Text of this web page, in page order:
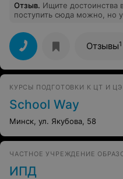
Отзыв. Ищите достоинства
поступить сюда можно, но
вопрос крайне важный или
только, что по-моему
преподавательский состав
чтобы вы получили знания.
Отзывы1
КУРСЫ ПОДГОТОВКИ К ЦТ И ЦЭ
School Way
Минск, ул. Якубова, 58
ЧАСТНОЕ УЧРЕЖДЕНИЕ
ИПД